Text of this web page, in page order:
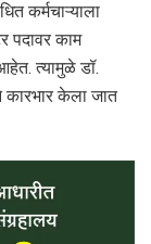
कर्मचाऱ्याला
पदावर काम
त्यामुळे डॉ.
कारभार केला जात